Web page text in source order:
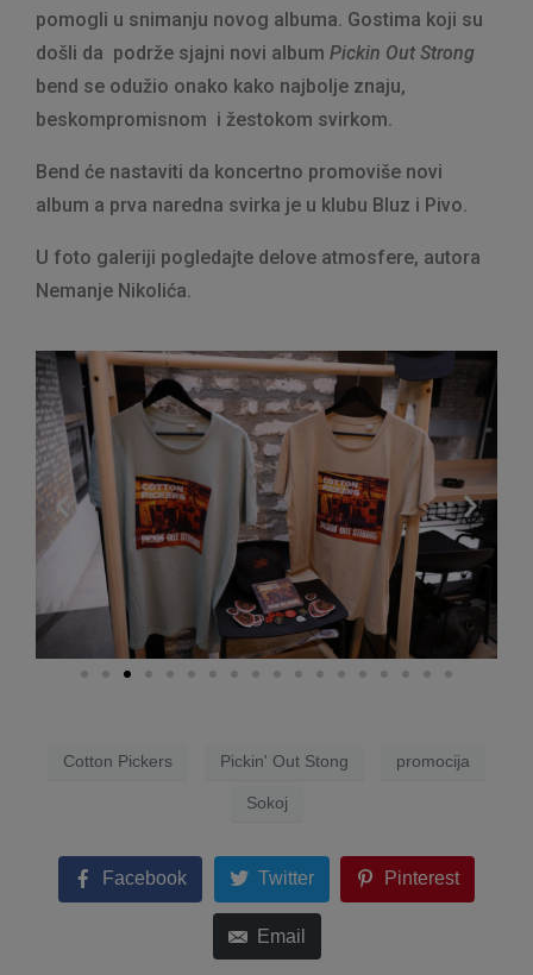
pomogli u snimanju novog albuma. Gostima koji su
došli da podrže sjajni novi album Pickin Out Strong
bend se odužio onako kako najbolje znaju,
beskompromisnom i žestokom svirkom.
Bend će nastaviti da koncertno promoviše novi
album a prva naredna svirka je u klubu Bluz i Pivo.
U foto galeriji pogledajte delove atmosfere, autora
Nemanje Nikolića.
Cotton Pickers Pickin' Out Stong promocija
Sokoj
Facebook Twitter Pinterest
Email